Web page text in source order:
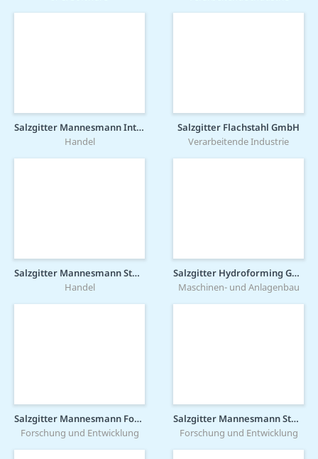
Salzgitter Mannesmann International GmbH
Handel
Salzgitter Flachstahl GmbH
Verarbeitende Industrie
Salzgitter Mannesmann Stahlhandel GmbH
Handel
Salzgitter Hydroforming GmbH & Co. KG
Maschinen- und Anlagenbau
Salzgitter Mannesmann Forschung GmbH
Forschung und Entwicklung
Salzgitter Mannesmann Stahlservice GmbH
Forschung und Entwicklung